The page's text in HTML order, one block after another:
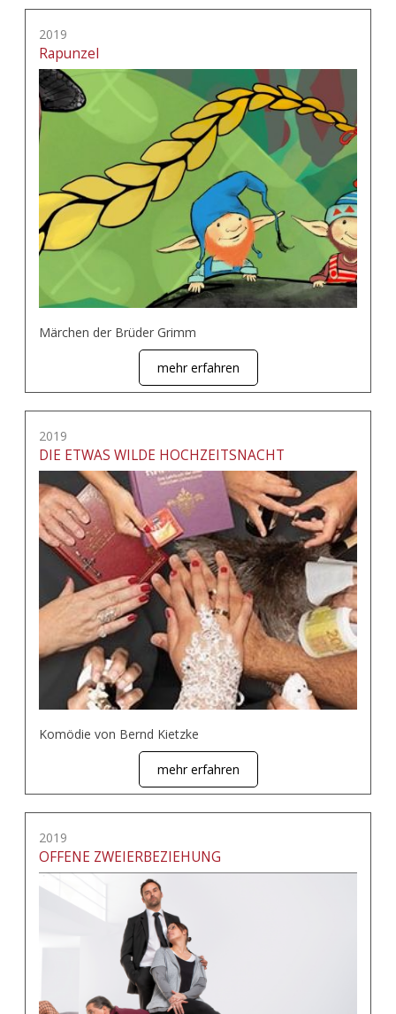
2019
Rapunzel
Märchen der Brüder Grimm
mehr erfahren
2019
DIE ETWAS WILDE HOCHZEITSNACHT
Komödie von Bernd Kietzke
mehr erfahren
2019
OFFENE ZWEIERBEZIEHUNG